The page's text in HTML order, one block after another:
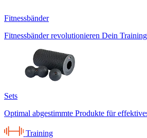
Fitnessbänder
Fitnessbänder revolutionieren Dein
Sets
Optimal abgestimmte Produkte für
Training